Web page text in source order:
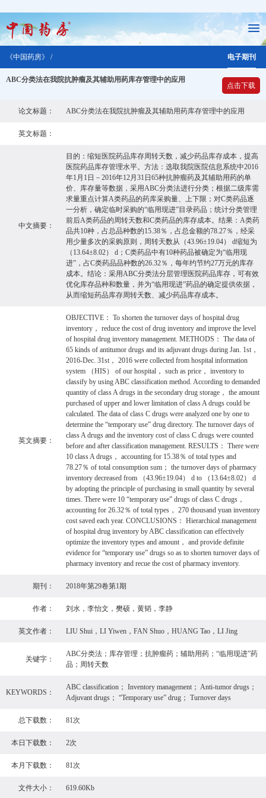
《中国药房》 / 电子期刊
ABC分类法在我院抗肿瘤及其辅助用药库存管理中的应用
点击下载
论文标题： ABC分类法在我院抗肿瘤及其辅助用药库存管理中的应用
英文标题：
中文摘要：
目的：缩短医院药品库存周转天数，减少药品库存成本，提高
医院药品库存管理水平。方法：选取我院医院信息系统中2016
年1月1日－2016年12月31日65种抗肿瘤药及其辅助用药的单
价、库存量等数据，采用ABC分类法进行分类；根据二级库需
求量重点计算A类药品的药库采购量、上下限；对C类药品逐
一分析，确定临时采购的“临用现进”目录药品；统计分类管理
前后A类药品的周转天数和C类药品的库存成本。结果：A类药
品共10种，占总品种数的15.38％，占总金额的78.27％，经采
用少量多次的采购原则，周转天数从（43.96±19.04） d缩短为
（13.64±8.02） d；C类药品中有10种药品被确定为“临用现
进”，占C类药品品种数的26.32％，每年约节约27万元的库存
成本。结论：采用ABC分类法分层管理医院药品库存，可有效
优化库存品种和数量，并为“临用现进”药品的确定提供依据，
从而缩短药品库存周转天数、减少药品库存成本。
英文摘要：
OBJECTIVE： To shorten the turnover days of hospital drug
inventory， reduce the cost of drug inventory and improve the level
of hospital drug inventory management. METHODS： The data of
65 kinds of antitumor drugs and its adjuvant drugs during Jan. 1st，
2016-Dec. 31st， 2016 were collected from hospital information
system （HIS） of our hospital， such as price， inventory to
classify by using ABC classification method. According to demanded
quantity of class A drugs in the secondary drug storage， the amount
purchased of upper and lower limitation of class A drugs could be
calculated. The data of class C drugs were analyzed one by one to
determine the “temporary use” drug directory. The turnover days of
class A drugs and the inventory cost of class C drugs were counted
before and after classification management. RESULTS： There were
10 class A drugs， accounting for 15.38％ of total types and
78.27％ of total consumption sum； the turnover days of pharmacy
inventory decreased from （43.96±19.04） d to （13.64±8.02） d
by adopting the principle of purchasing in small quantity by several
times. There were 10 “temporary use” drugs of class C drugs，
accounting for 26.32％ of total types， 270 thousand yuan inventory
cost saved each year. CONCLUSIONS： Hierarchical management
of hospital drug inventory by ABC classification can effectively
optimize the inventory types and amount， and provide definite
evidence for “temporary use” drugs so as to shorten turnover days of
pharmacy inventory and recue the cost of pharmacy inventory.
期刊： 2018年第29卷第1期
作者： 刘水，李怡文，樊硕，黄韬，李静
英文作者： LIU Shui，LI Yiwen，FAN Shuo，HUANG Tao，LI Jing
关键字：
ABC分类法；库存管理；抗肿瘤药；辅助用药；“临用现进”药
品；周转天数
KEYWORDS：
ABC classification； Inventory management； Anti-tumor drugs；
Adjuvant drugs； “Temporary use” drug； Turnover days
总下载数： 81次
本日下载数： 2次
本月下载数： 81次
文件大小： 619.60Kb